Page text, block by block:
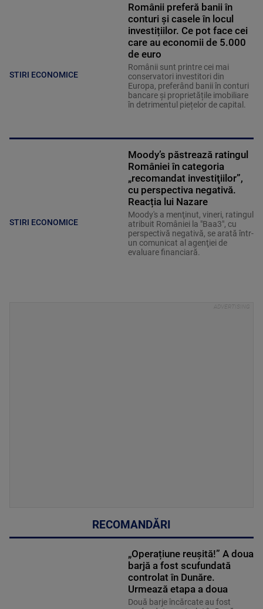
STIRI ECONOMICE
Românii preferă banii în
conturi și casele în locul
investițiilor. Ce pot face cei
care au economii de 5.000
de euro
Românii sunt printre cei mai
conservatori investitori din
Europa, preferând banii în conturi
bancare și proprietățile imobiliare
în detrimentul piețelor de capital.
STIRI ECONOMICE
Moody’s păstrează ratingul
României în categoria
„recomandat investiţiilor”,
cu perspectiva negativă.
Reacția lui Nazare
Moody's a menţinut, vineri, ratingul
atribuit României la "Baa3", cu
perspectivă negativă, se arată într-
un comunicat al agenţiei de
evaluare financiară.
RECOMANDĂRI
„Operațiune reușită!” A doua
barjă a fost scufundată
controlat în Dunăre.
Urmează etapa a doua
Două barje încărcate au fost